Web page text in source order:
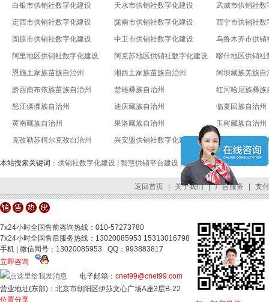
白银市供销社数字化建设
天水市供销社数字化建设
武威市供销社数
定西市供销社数字化建设
陇南市供销社数字化建设
西宁市供销社数
固原市供销社数字化建设
中卫市供销社数字化建设
乌鲁木齐市供销
阿里地区供销社数字化建设
阿克苏地区供销社数字化建设
喀什地区供销社
恩施土家族苗族自治州
湘西土家族苗族自治州
阿坝藏族羌族自
黔西南布依族苗族自治州
楚雄彝族自治州
红河哈尼族彝族
怒江傈僳族自治州
迪庆藏族自治州
临夏回族自治州
黄南藏族自治州
果洛藏族自治州
玉树藏族自治州
克孜勒苏柯尔克孜自治州
兴安盟供销社数字化建设 锡林郭勒盟供销
本站搜索关键词： 供销社数字化建设 | 智慧供销平台建设 | 全国供销合作社数字供销
返回首页 | 关于我们 | 广告服务 | 支
7x24小时全国售前咨询热线：010-57273780
7x24小时全国售后服务热线：13020085953 15313016798
手机 | 微信同号：13020085953 QQ：993883817
立即咨询
电子邮箱： cnet99@cnet99.com
营业地址(东部)：北京市朝阳区伊莎文心广场A座3层B-22
位置分享